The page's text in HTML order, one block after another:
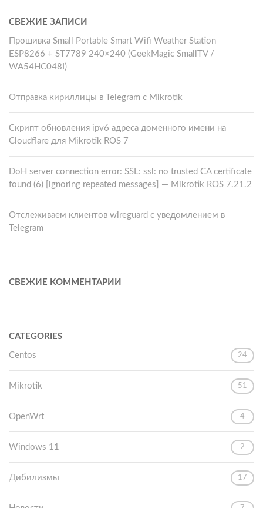
СВЕЖИЕ ЗАПИСИ
Прошивка Small Portable Smart Wifi Weather Station
ESP8266 + ST7789 240×240 (GeekMagic SmallTV /
WA54HC048I)
Отправка кириллицы в Telegram с Mikrotik
Скрипт обновления ipv6 адреса доменного имени на
Cloudflare для Mikrotik ROS 7
DoH server connection error: SSL: ssl: no trusted CA certificate
found (6) [ignoring repeated messages] — Mikrotik ROS 7.21.2
Отслеживаем клиентов wireguard с уведомлением в
Telegram
СВЕЖИЕ КОММЕНТАРИИ
CATEGORIES
Centos 24
Mikrotik 51
OpenWrt 4
Windows 11 2
Дибилизмы 17